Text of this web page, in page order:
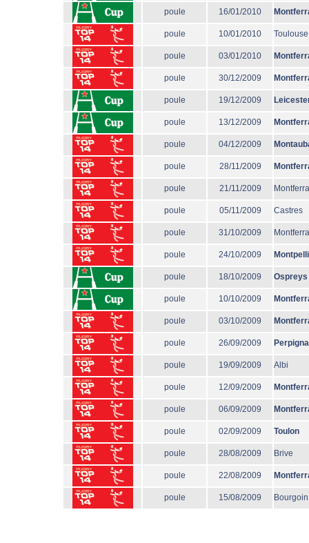
poule 16/01/2010
poule 10/01/2010 Toulouse
poule 03/01/2010
poule 30/12/2009
poule 19/12/2009
poule 13/12/2009
poule 04/12/2009
poule 28/11/2009
poule 21/11/2009
poule 05/11/2009 Castres
poule 31/10/2009
poule 24/10/2009
poule 18/10/2009 Ospreys
poule 10/10/2009
poule 03/10/2009
poule 26/09/2009
poule 19/09/2009 Albi
poule 12/09/2009
poule 06/09/2009
poule 02/09/2009 Toulon
poule 28/08/2009 Brive
poule 22/08/2009
poule 15/08/2009 Bourgoin